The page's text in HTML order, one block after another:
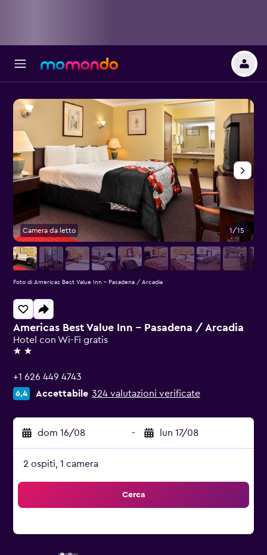
Americas Best Value Inn - Pasadena / Arcadia
Hotel con Wi-Fi gratis
2 stelle
+1 626 449 4743
6,4 Accettabile 324 valutazioni verificate
dom 16/08 - lun 17/08
2 ospiti, 1 camera
Cerca
Camera da letto 1/15
Foto di Americas Best Value Inn - Pasadena / Arcadia